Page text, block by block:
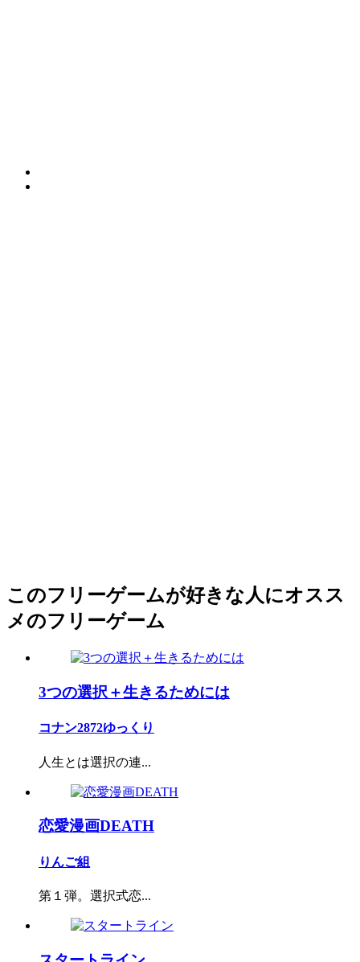
このフリーゲームが好きな人にオスス
メのフリーゲーム
3つの選択＋生きるためには
コナン2872ゆっくり
人生とは選択の連...
恋愛漫画DEATH
りんご組
第１弾。選択式恋...